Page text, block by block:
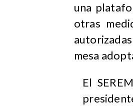
una
otras
mesa
El